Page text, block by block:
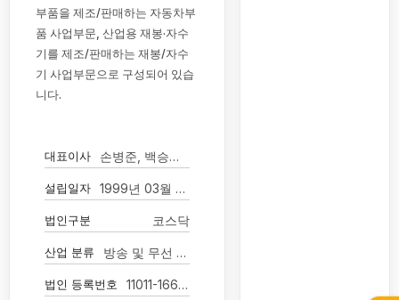
부품을 제조/판매하는 자동차부
품 사업부문, 산업용 재봉·자수
기를 제조/판매하는 재봉/자수
기 사업부문으로 구성되어 있습
니다.
대표이사 손병준, 백승협(각자대표)
설립일자 1999년 03월 17일
법인구분 코스닥
산업 분류 방송 및 무선 통신장비 제조업
법인 등록번호 11011-1665516